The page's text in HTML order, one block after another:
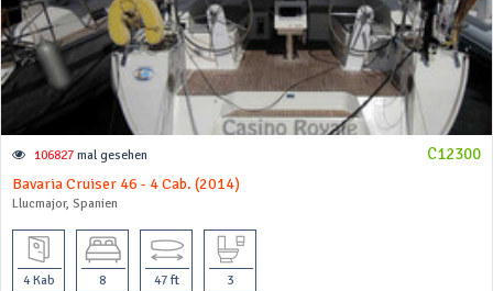
C12300
106827 mal gesehen
Bavaria Cruiser 46 - 4 Cab. (2014)
Llucmajor, Spanien
4 Kab 8 47 ft 3